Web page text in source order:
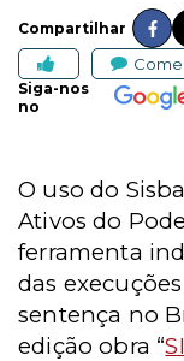
Compartilhar
Siga-nos
no
O uso do
Ativos do
ferramenta
das
sentença no
edição obra “